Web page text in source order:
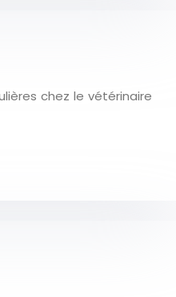
chez le vétérinaire